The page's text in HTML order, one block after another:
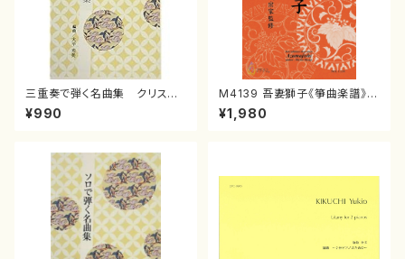
三重奏で弾く名曲集 クリスマ
スメドレー( 箏2/大平光美 編
曲/楽譜）
¥990
M4139 吾妻獅子《箏曲楽譜》
（箏/宮城道雄著・宮城宗家監修/
箏曲古典楽譜）
¥1,980